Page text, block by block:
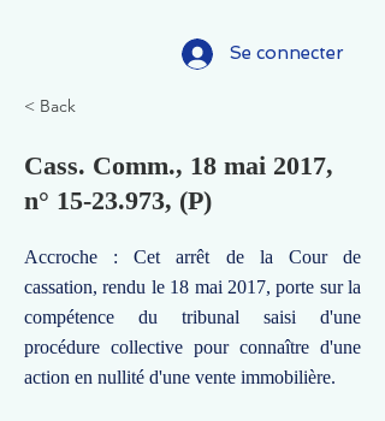
Se connecter
< Back
Cass. Comm., 18 mai 2017,
n° 15-23.973, (P)
Accroche : Cet arrêt de la Cour de
cassation, rendu le 18 mai 2017, porte sur la
compétence du tribunal saisi d'une
procédure collective pour connaître d'une
action en nullité d'une vente immobilière.